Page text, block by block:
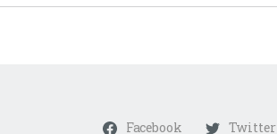
Facebook Twitter